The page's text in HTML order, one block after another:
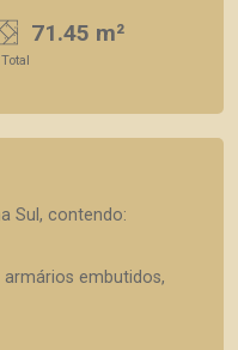
71.45 m²
Sul, contendo:
embutidos,